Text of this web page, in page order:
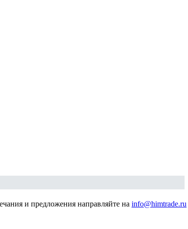
и предложения направляйте на info@himtrade.ru